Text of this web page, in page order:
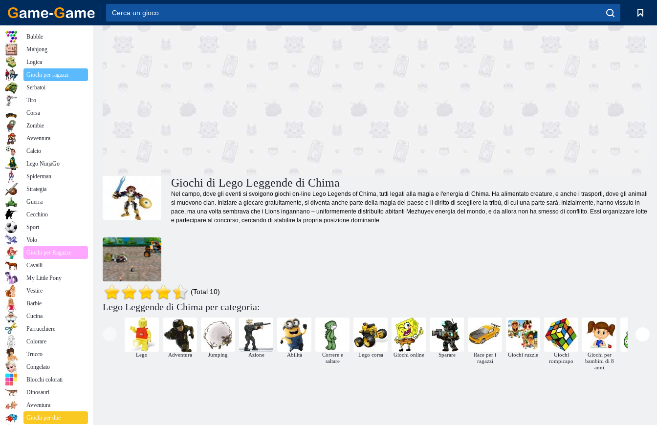
Giochi di Lego Leggende di Chima
Nel campo, dove gli eventi si svolgono giochi on-line Lego Legends of Chima, tutti legati alla magia e l'energia di Chima. Ha alimentato creature, e anche i trasporti, dove gli animali
si muovono clan. Iniziare a giocare gratuitamente, si diventa anche parte della magia del paese e il diritto di scegliere la tribù, di cui una parte sarà. Inizialmente, hanno vissuto in
pace, ma una volta sembrava che i Lions ingannano – uniformemente distribuito abitanti Mezhuyev energia del mondo, e da allora non ha smesso di conflitto. Essi organizzare lotte
e partecipare al concorso, cercando di stabilire la propria posizione dominante.
Lego: Corsa
Cheema
(Total 10)
Lego Leggende di Chima per categoria:
Lego Adventura Jumping Azione Abilità
Correre e
saltare
Lego corsa Giochi online Sparare
Race per i
ragazzi
Giochi ruzzle
Giochi
rompicapo
Giochi per
bambini di 8
anni
Bubble
Mahjong
Logica
Giochi per ragazzi
Serbatoi
Tiro
Corsa
Zombie
Avventura
Calcio
Lego NinjaGo
Spiderman
Strategia
Guerra
Cecchino
Sport
Volo
Giochi per Ragazze
Cavalli
My Little Pony
Vestire
Barbie
Cucina
Parrucchiere
Colorare
Trucco
Congelato
Blocchi colorati
Dinosauri
Avventura
Giochi per due